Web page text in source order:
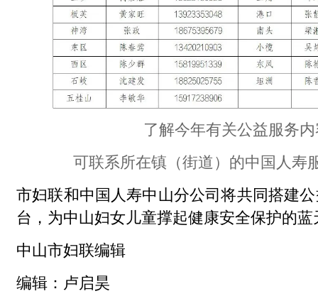
了解今年有关公益服务
可联系所在镇（街道）的中国人寿
市妇联和中国人寿中山分公司将共同搭建
台，为中山妇女儿童撑起健康安全保护的蓝
中山市妇联编辑
编辑：卢启昊